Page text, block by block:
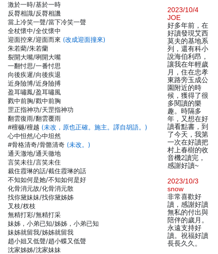
激於一時/基於一時
反脣相識/反脣相譏
當上冷笑一聲/當下冷笑一聲
全杖懷中/全仗懷中
迎面控來/迎面而來 (改成迎面撞來)
朱若藺/朱若蘭
裂開大嘴/咧開大嘴
一翻忖思/一番忖思
向後疾遲/向後疾退
近身險博/近身險搏
盈耳嘯鳳/盈耳嘯風
戮中前胸/戳中前胸
罡正指神功/天罡指神功
翻雲復雨/翻雲覆雨
#檀樾/檀越 (未改，原也正確。施主。譯自胡語。)
心中怛然/心中坦然
#骨格清奇/骨骼清奇 (未改。)
通天澈地/通天徹地
言笑未往/言笑未住
裁住霞琳的話/截住霞琳的話
不知如何是她/不知如何是好
化骨消元故/化骨消元散
找你黛妹妹/找你黛姊姊
叉枝/杈枝
無精打彩/無精打采
妹姊，小弟已知/姊姊，小弟已知
妹姊就留我/姊姊就留我
趙小姐又低聲/趙小蝶又低聲
沈家姊姊/沈家妹妹
2023/10/4
JOE
好多年前，在
好讀發現艾西
莫夫的基地系
列，還有科小
說海伯利昂，
讓我在年輕歲
月，住在忠孝
東路旁玉成公
園附近的時
候，獲得了很
多閱讀的樂
趣。時隔多
年，又想在好
讀看點書，到
了今天，我第
一次在好讀把
村上春樹的收
音機2讀完，
感謝好讀~
2023/10/3
snow
非常喜歡好
讀，感謝好讀
無私的付出與
陪伴的歲月。
永遠支持好
讀。祝福好讀
長長久久。